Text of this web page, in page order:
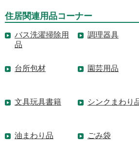
住居関連用品コーナー
バス洗濯掃除用
品
調理器具
台所包材 園芸用品
文具玩具書籍 シンクまわり
油まわり品 ごみ袋